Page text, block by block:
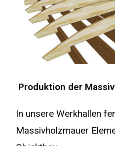
Produktion der
In unsere Werkhallen
Massivholzmauer